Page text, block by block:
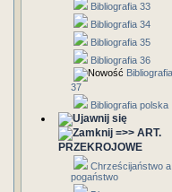
Bibliografia 33
Bibliografia 34
Bibliografia 35
Bibliografia 36
Bibliografia
37
Bibliografia polska
=>> ART.
PRZEKROJOWE
Chrześcijaństwo a
pogaństwo